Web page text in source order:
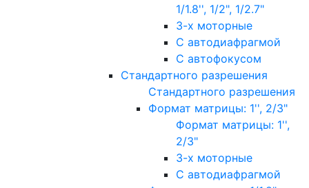
1/1.8'', 1/2", 1/2.7"
3-х моторные
С автодиафрагмой
С автофокусом
Стандартного разрешения
Стандартного разрешения
Формат матрицы: 1'', 2/3"
Формат матрицы: 1'',
2/3"
3-х моторные
С автодиафрагмой